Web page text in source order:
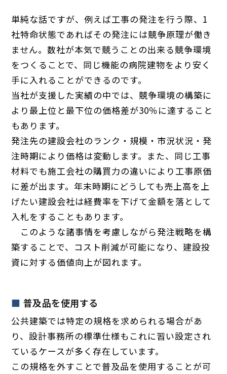
単純な話ですが、例えば工事の発注を行う際、1
社特命状態であればその発注には競争原理が働き
ません。数社が本気で競うことの出来る競争環境
をつくることで、同じ機能の病院建物をより安く
手に入れることができるのです。
当社が支援した実績の中では、競争環境の構築に
より最上位と最下位の価格差が30％に達すること
もあります。
発注先の建設会社のランク・規模・市況状況・発
注時期により価格は変動します。また、同じ工事
材料でも施工会社の購買力の違いにより工事原価
に差が出ます。年末時期にどうしても売上高を上
げたい建設会社は経費率を下げて金額を落として
入札をすることもあります。
このような諸事情を考慮しながら発注戦略を構
築することで、コスト削減が可能になり、建設投
資に対する価値向上が図れます。
普及品を使用する
公共建築では特定の規格を求められる場合があ
り、設計事務所の標準仕様もこれに習い設定され
ているケースが多く存在しています。
この規格を外すことで普及品を使用することが可